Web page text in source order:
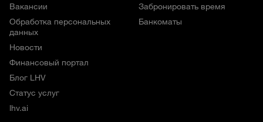
Вакансии
Обработка персональных
данных
Новости
Финансовый портал
Блог LHV
Статус услуг
lhv.ai
Забронировать время
Банкоматы